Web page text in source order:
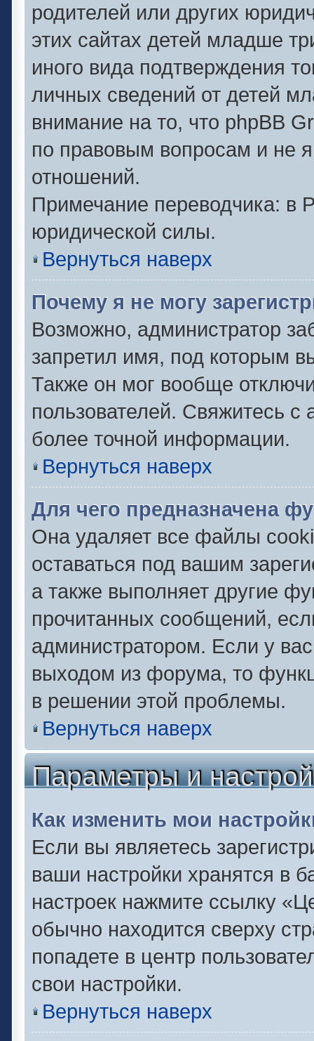
родителей или других
этих сайтах детей младше
иного вида подтверждения
личных сведений от детей
внимание на то, что phpBB
по правовым вопросам и не
отношений.
Примечание переводчика: в
юридической силы.
Вернуться наверх
Почему я не могу
Возможно, администратор
запретил имя, под которым
Также он мог вообще
пользователей. Свяжитесь
более точной информации.
Вернуться наверх
Для чего предназначена
Она удаляет все файлы
оставаться под вашим
а также выполняет другие
прочитанных сообщений,
администратором. Если у
выходом из форума, то
в решении этой проблемы.
Вернуться наверх
Параметры и
Как изменить мои
Если вы являетесь
ваши настройки хранятся в
настроек нажмите ссылку
обычно находится сверху
попадете в центр
свои настройки.
Вернуться наверх